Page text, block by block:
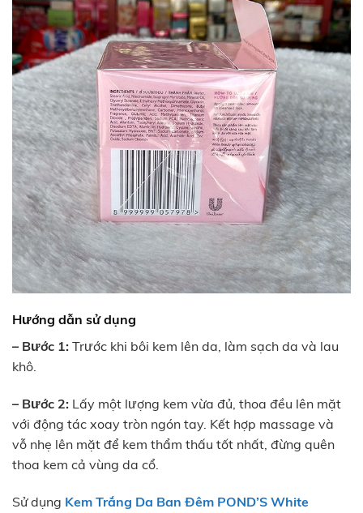
Hướng dẫn sử dụng
– Bước 1: Trước khi bôi kem lên da, làm sạch da và lau
khô.
– Bước 2: Lấy một lượng kem vừa đủ, thoa đều lên mặt
với động tác xoay tròn ngón tay. Kết hợp massage và
vỗ nhẹ lên mặt để kem thẩm thấu tốt nhất, đừng quên
thoa kem cả vùng da cổ.
Sử dụng Kem Trắng Da Ban Đêm POND’S White